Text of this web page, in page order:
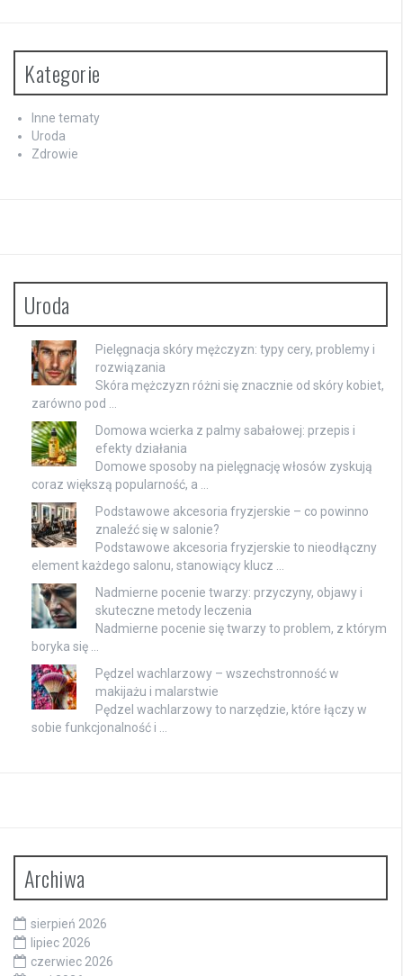
Kategorie
Inne tematy
Uroda
Zdrowie
Uroda
Pielęgnacja skóry mężczyzn: typy cery, problemy i
rozwiązania
Skóra mężczyzn różni się znacznie od skóry kobiet,
zarówno pod …
Domowa wcierka z palmy sabałowej: przepis i
efekty działania
Domowe sposoby na pielęgnację włosów zyskują
coraz większą popularność, a …
Podstawowe akcesoria fryzjerskie – co powinno
znaleźć się w salonie?
Podstawowe akcesoria fryzjerskie to nieodłączny
element każdego salonu, stanowiący klucz …
Nadmierne pocenie twarzy: przyczyny, objawy i
skuteczne metody leczenia
Nadmierne pocenie się twarzy to problem, z którym
boryka się …
Pędzel wachlarzowy – wszechstronność w
makijażu i malarstwie
Pędzel wachlarzowy to narzędzie, które łączy w
sobie funkcjonalność i …
Archiwa
sierpień 2026
lipiec 2026
czerwiec 2026